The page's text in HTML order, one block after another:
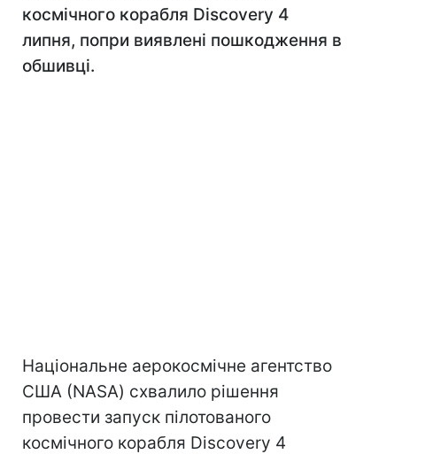
космічного корабля Discovery 4
липня, попри виявлені пошкодження в
обшивці.
Національне аерокосмічне агентство
США (NASA) схвалило рішення
провести запуск пілотованого
космічного корабля Discovery 4